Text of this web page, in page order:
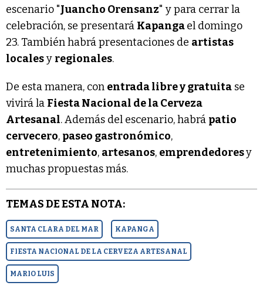
escenario "Juancho Orensanz" y para cerrar la
celebración, se presentará Kapangael domingo
23. También habrá presentaciones de artistas
localesy regionales.
De esta manera, con entrada libre y gratuita se
vivirá la Fiesta Nacional de la Cerveza
Artesanal. Además del escenario, habrá patio
cervecero, paseo gastronómico,
entretenimiento, artesanos, emprendedoresy
muchas propuestas más.
TEMAS DE ESTA NOTA:
SANTA CLARA DEL MAR KAPANGA
FIESTA NACIONAL DE LA CERVEZA ARTESANAL
MARIO LUIS